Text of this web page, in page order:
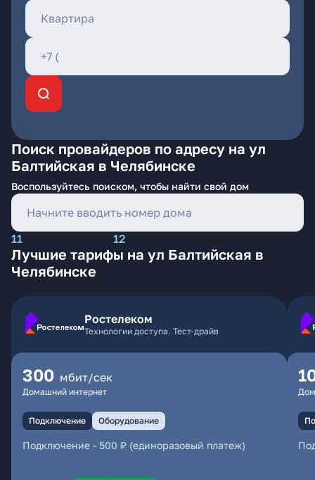
Поиск провайдеров по адресу на ул
Балтийская в Челябинске
Воспользуйтесь поиском, чтобы найти свой дом
11 12
Лучшие тарифы на ул Балтийская в
Челябинске
Ростелеком
Технологии доступа. Тест-драйв
300 мбит/сек
Домашний интернет
Подключение Оборудование
Подключение - 500 ₽ (единоразовый платеж)